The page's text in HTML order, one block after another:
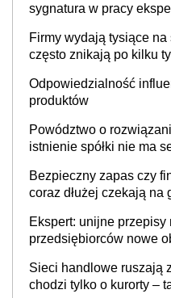
sygnatura w pracy
Firmy wydają tysiące
często znikają po kilku
Odpowiedzialność
produktów
Powództwo o
istnienie spółki nie ma
Bezpieczny zapas czy
coraz dłużej czekają na
Ekspert: unijne przepisy
przedsiębiorców nowe
Sieci handlowe ruszają
chodzi tylko o kurorty –